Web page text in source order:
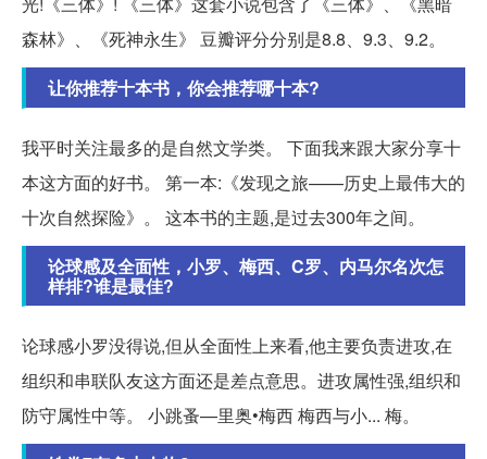
森林》、《死神永生》 豆瓣评分分别是8.8、9.3、9.2。
让你推荐十本书，你会推荐哪十本?
我平时关注最多的是自然文学类。 下面我来跟大家分享十
本这方面的好书。 第一本:《发现之旅——历史上最伟大的
十次自然探险》。 这本书的主题,是过去300年之间。
论球感及全面性，小罗、梅西、C罗、内马尔名次怎
样排?谁是最佳?
论球感小罗没得说,但从全面性上来看,他主要负责进攻,在
组织和串联队友这方面还是差点意思。进攻属性强,组织和
防守属性中等。 小跳蚤—里奥•梅西 梅西与小... 梅。